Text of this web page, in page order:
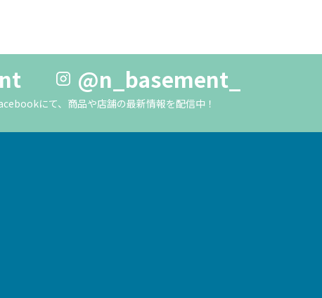
@n_basement_
にて、商品や店舗の最新情報を配信中！